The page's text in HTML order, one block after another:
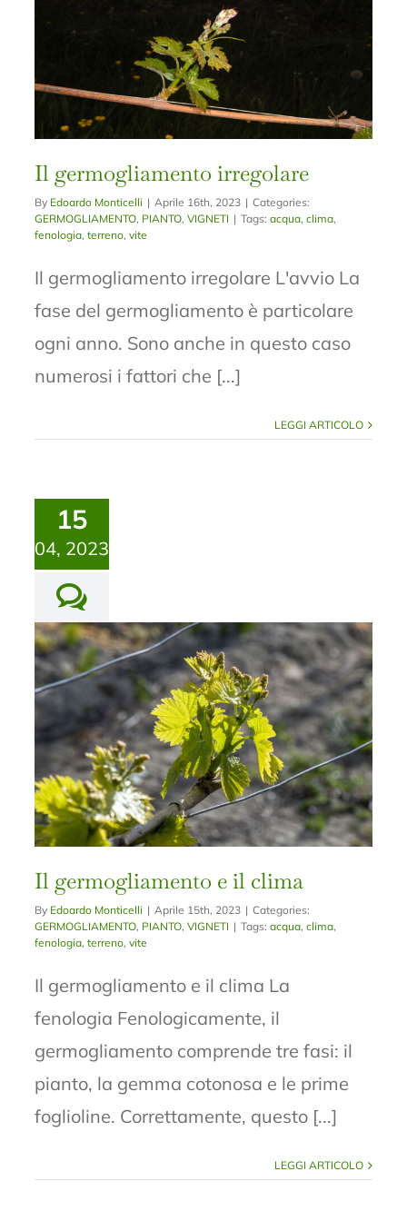
Il germogliamento irregolare
By Edoardo Monticelli | Aprile 16th, 2023 | Categories:
GERMOGLIAMENTO, PIANTO,VIGNETI | Tags:acqua,clima,
fenologia,terreno,vite
Il germogliamento irregolare L'avvio La
fase del germogliamento è particolare
ogni anno. Sono anche in questo caso
numerosi i fattori che [...]
LEGGI ARTICOLO
15
04, 2023
Il germogliamento e il clima
By Edoardo Monticelli | Aprile 15th, 2023 | Categories:
GERMOGLIAMENTO, PIANTO,VIGNETI | Tags:acqua,clima,
fenologia,terreno,vite
Il germogliamento e il clima La
fenologia Fenologicamente, il
germogliamento comprende tre fasi: il
pianto, la gemma cotonosa e le prime
foglioline. Correttamente, questo [...]
LEGGI ARTICOLO